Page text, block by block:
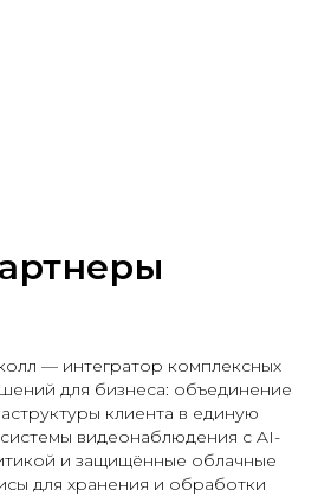
— интегратор комплексных
для бизнеса: объединение
клиента в единую
системы видеонаблюдения с AI-
и защищённые облачные
для хранения и обработки